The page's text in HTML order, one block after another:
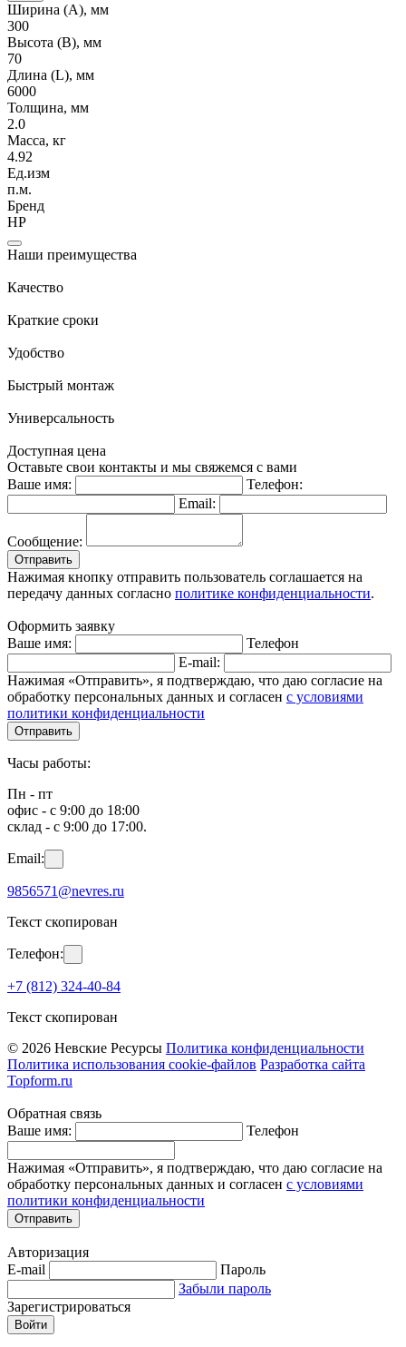
Ширина (А), мм
300
Высота (В), мм
70
Длина (L), мм
6000
Толщина, мм
2.0
Масса, кг
4.92
Ед.изм
п.м.
Бренд
НР
Наши преимущества
Качество
Краткие сроки
Удобство
Быстрый монтаж
Универсальность
Доступная цена
Оставьте свои контакты и мы свяжемся с вами
Ваше имя:
Телефон:
Email:
Сообщение:
Отправить
Нажимая кнопку отправить пользователь соглашается на
передачу данных согласно политике конфиденциальности.
Оформить заявку
Ваше имя:
Телефон
E-mail:
Нажимая «Отправить», я подтверждаю, что даю согласие на
обработку персональных данных и согласен с условиями
политики конфиденциальности
Отправить
Часы работы:
Пн - пт
офис - с 9:00 до 18:00
склад - с 9:00 до 17:00.
Email:
9856571@nevres.ru
Текст скопирован
Телефон:
+7 (812) 324-40-84
Текст скопирован
© 2026 Невские Ресурсы Политика конфиденциальности
Политика использования cookie-файлов Разработка сайта
Topform.ru
Обратная связь
Ваше имя:
Телефон
Нажимая «Отправить», я подтверждаю, что даю согласие на
обработку персональных данных и согласен с условиями
политики конфиденциальности
Отправить
Авторизация
E-mail
Пароль
Забыли пароль
Зарегистрироваться
Войти